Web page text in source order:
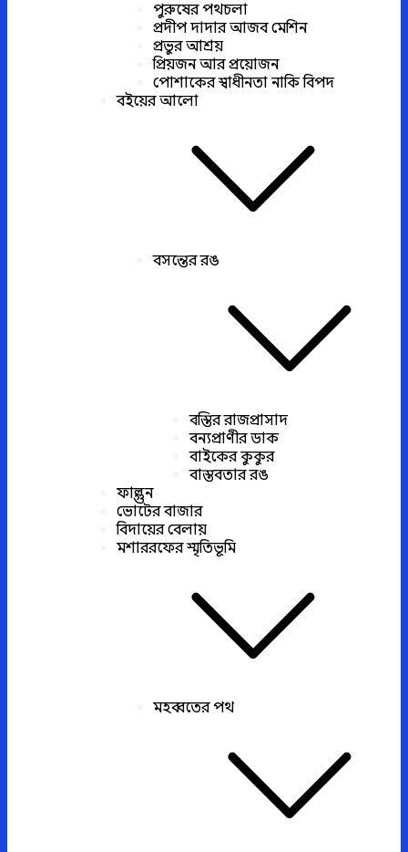
পুরুষের পথচলা
প্রদীপ দাদার আজব মেশিন
প্রভুর আশ্রয়
প্রিয়জন আর প্রয়োজন
পোশাকের স্বাধীনতা নাকি বিপদ
বইয়ের আলো
বসন্তের রঙ
বস্তির রাজপ্রাসাদ
বন্যপ্রাণীর ডাক
বাইকের কুকুর
বাস্তবতার রঙ
ফাল্গুন
ভোটের বাজার
বিদায়ের বেলায়
মশাররফের স্মৃতিভূমি
মহব্বতের পথ